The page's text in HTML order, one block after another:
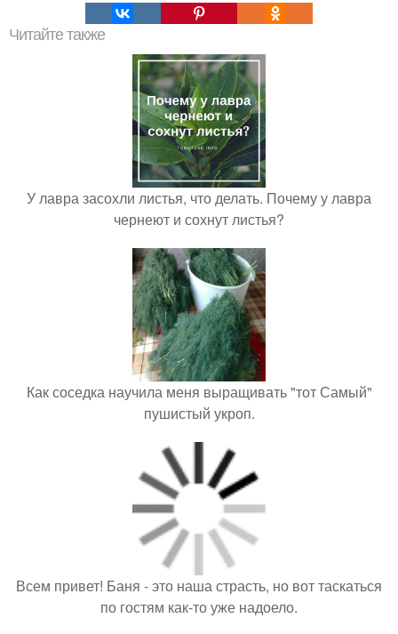
Читайте также
У лавра засохли листья, что делать. Почему у лавра
чернеют и сохнут листья?
Как соседка научила меня выращивать "тот Самый"
пушистый укроп.
Всем привет! Баня - это наша страсть, но вот таскаться
по гостям как-то уже надоело.